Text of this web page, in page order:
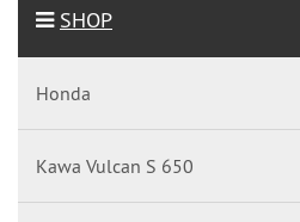
SHOP
Honda
Kawa Vulcan S 650